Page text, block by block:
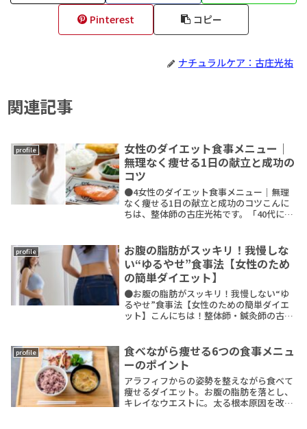
Pinterest コピー
ナチュラルケア：古庄光祐
関連記事
profile
女性のダイエット食事メニュー｜
無理なく痩せる1日の献立と成功の
コツ
●4女性のダイエット食事メニュー｜無理
なく痩せる1日の献立と成功のコツこんに
ちは、整体師の古庄光祐です。「40代にな
のかわからない」そんなお悩みを抱えてい
る女性、多ReadMore
profile
お腹の脂肪がスッキリ！我慢しな
い“ゆるやせ”食事法【女性のため
の簡単ダイエット】
●お腹の脂肪がスッキリ！我慢しない“ゆ
るやせ”食事法【女性のための簡単ダイエ
ット】こんにちは！整体師・鍼灸師の古庄
ちにくくなった気がする…」そんなふうに
感じていませんかReadMore
profile
食べながら痩せる6つの食事メニュ
ーのポイント
アラフィフからの姿勢を整えながら食べて
痩せるダイエット。お腹の脂肪を落とし、
キレイなウエストに。太る根本原因を改善